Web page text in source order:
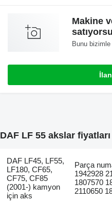
Makine
Bunu
DAF LF 55 akslar fiyatları
DAF LF45, LF55,
LF180, CF65,
CF75, CF85
(2001-) kamyon
için aks
Parça
1942928
1807570
2110650